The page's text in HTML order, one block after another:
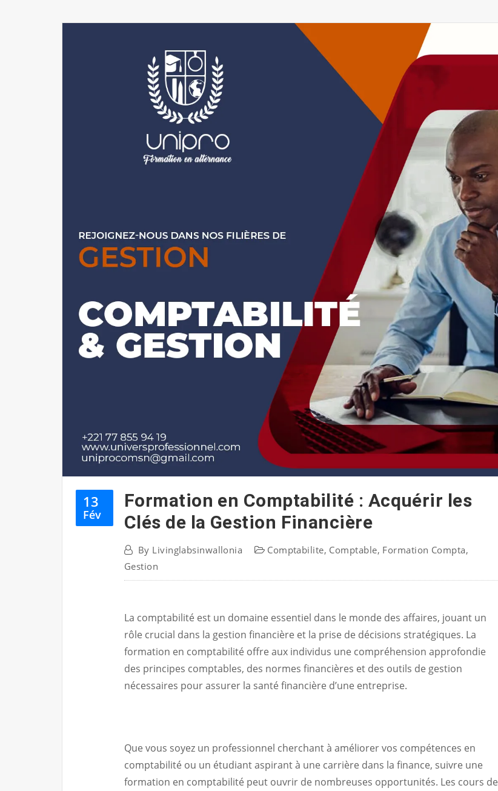
13
Fév
Formation en Comptabilité : Acquérir les
Clés de la Gestion Financière
By Livinglabsinwallonia Comptabilite, Comptable, Formation Compta,
Gestion
La comptabilité est un domaine essentiel dans le monde des affaires, jouant un
rôle crucial dans la gestion financière et la prise de décisions stratégiques. La
formation en comptabilité offre aux individus une compréhension approfondie
des principes comptables, des normes financières et des outils de gestion
nécessaires pour assurer la santé financière d’une entreprise.
Que vous soyez un professionnel cherchant à améliorer vos compétences en
comptabilité ou un étudiant aspirant à une carrière dans la finance, suivre une
formation en comptabilité peut ouvrir de nombreuses opportunités. Les cours de